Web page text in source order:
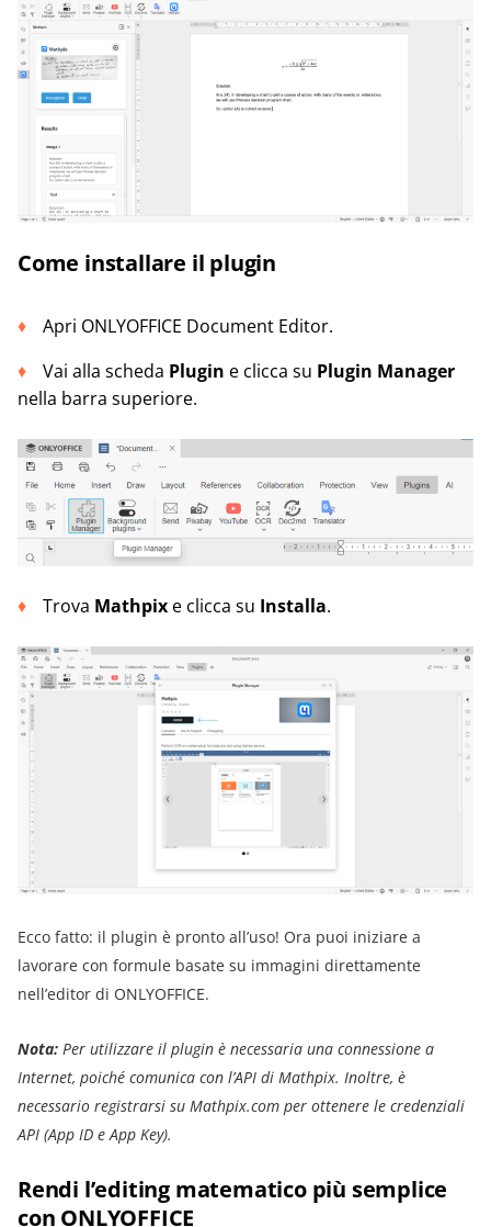
Come installare il plugin
Apri ONLYOFFICE Document Editor.
Vai alla scheda Plugin e clicca su Plugin Manager
nella barra superiore.
Trova Mathpix e clicca su Installa.
Ecco fatto: il plugin è pronto all’uso! Ora puoi iniziare a
lavorare con formule basate su immagini direttamente
nell’editor di ONLYOFFICE.
Nota: Per utilizzare il plugin è necessaria una connessione a
Internet, poiché comunica con l’API di Mathpix. Inoltre, è
necessario registrarsi su Mathpix.com per ottenere le credenziali
API (App ID e App Key).
Rendi l’editing matematico più semplice
con ONLYOFFICE